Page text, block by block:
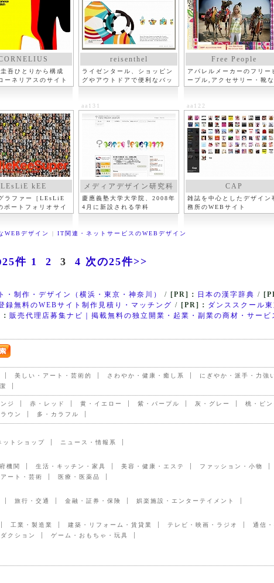
吾ひとりから構成
ーネリアスのサイト
reisenthel
ライゼンタール、ショッピン
グやアウトドアで便利なバッ
グ
Free People
アパレルメーカーのフリー
ープル,アクセサリー・靴な
ど
LEsLiE kEE
ラファー［LEsLiE
ポートフォリオサイ
aa131
メディアデザイン研究科
慶應義塾大学大学院、2008年
4月に新設される学科
aa122
CAP
雑誌を中心としたデザイン
務所のWEBサイト
WEBデザイン | IT関連・ネットサービスのWEBデザイン
件 1 2 3 4 次の25件>>
制作・デザイン（横浜・東京・神奈川） / [PR]： 日本の漢字辞典 /
録無料のWEBサイト制作見積り・マッチング / [PR]： ダンススクール
販売代理店募集ナビ｜掲載無料の独立開業・起業・副業の商材・サービ
美しい・アート・芸術的 さわやか・健康・癒し系
にぎやか・派手・力強
ジ 赤・レッド 黄・イエロー 紫・パープル 灰・グレー
桃・ピン
ウン 多・カラフル
ットショップ ニュース・情報系
機関 生活・キッチン・家具 美容・健康・エステ ファッション・小物
ート・芸術 医療・医薬品
旅行・交通 金融・証券・保険 娯楽施設・エンターテイメント
工業・製造業 建築・リフォーム・賃貸業 テレビ・映画・ラジオ
通信
クション ゲーム・おもちゃ・玩具